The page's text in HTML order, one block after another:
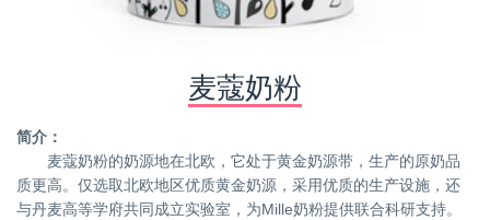
麦蔻奶粉
简介：
麦蔻奶粉的奶源地在北欧，它处于黄金奶源带，生产的原奶品
质更高。仅选取北欧地区优质黄金奶源，采用优质的生产设施，还
与丹麦高等学府共同成立实验室，为Mille奶粉提供联合科研支持。